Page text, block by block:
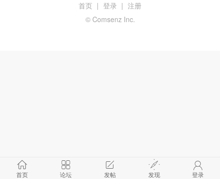
首页 论坛 发帖 发现 登录
首页 | 登录 | 注册
© Comsenz Inc.